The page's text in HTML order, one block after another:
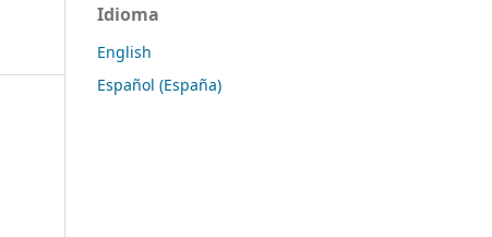
Idioma
English
Español (España)